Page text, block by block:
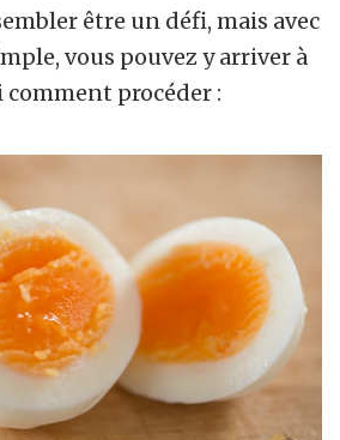
être un défi, mais avec
vous pouvez y arriver à
comment procéder :